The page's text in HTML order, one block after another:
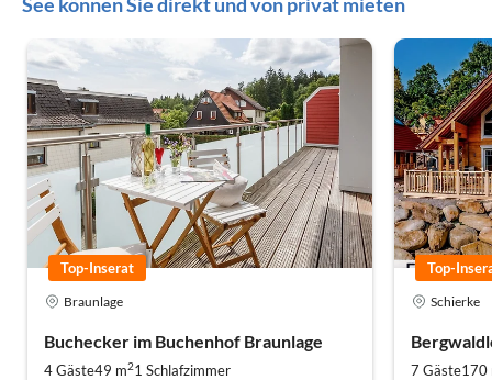
See können Sie direkt und von privat mieten
Braunlage
Buchecker im Buchenhof Braunlage
4 Gäste49 m21 Schlafzimmer
Top-Inserat
Schierke
7 Gäste170
Top-